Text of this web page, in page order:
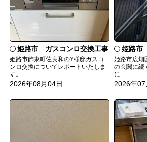
姫路市 ガスコンロ交換工事
姫路市飾東町佐良和のY様邸ガスコ
ンロ交換についてレポートいたしま
す。...
2026年08月04日
姫路市 外
姫路市広畑
の玄関に続
に...
2026年07